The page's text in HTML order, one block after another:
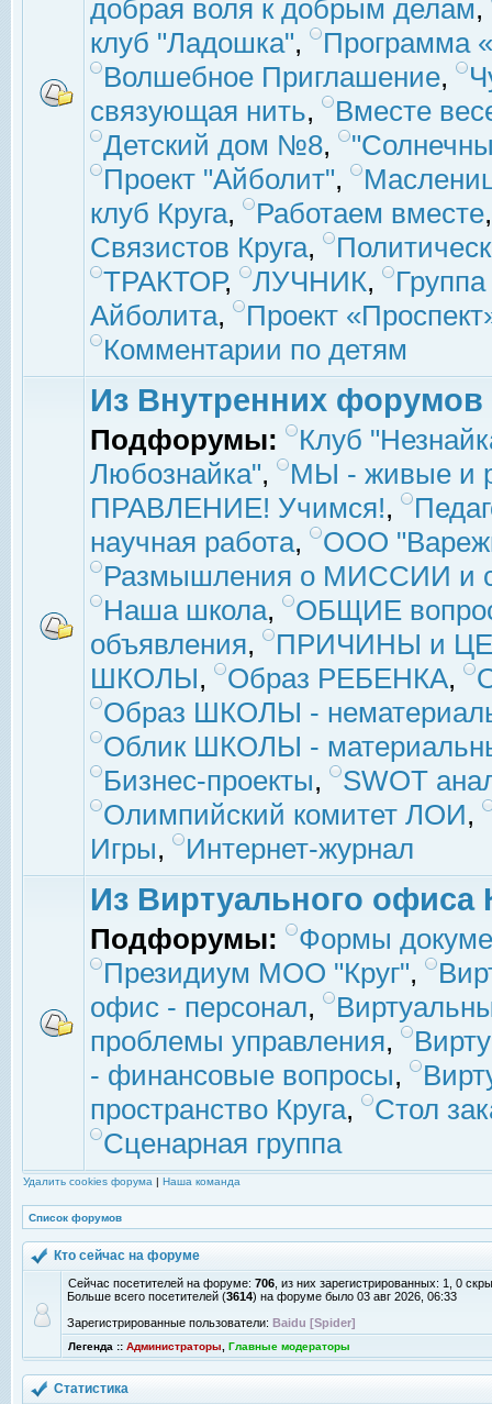
добрая воля к добрым делам,
клуб "Ладошка",
Программа
Волшебное Приглашение,
связующая нить,
Вместе
Детский дом №8,
Проект "Айболит",
клуб Круга, Работаем вместе
Связистов Круга,
ТРАКТОР, ЛУЧНИК,
Айболита,
Проект
Комментарии по детям
Из Внутренних форумов
Подфорумы:
Клуб
Любознайка",
МЫ - живые и
ПРАВЛЕНИЕ! Учимся!,
научная работа,
ООО
Размышления о МИССИИ и
Наша школа,
ОБЩИЕ
объявления,
ПРИЧИНЫ и
ШКОЛЫ, Образ РЕБЕНКА,
Образ ШКОЛЫ -
Облик ШКОЛЫ -
Бизнес-проекты,
SWOT
Олимпийский комитет ЛОИ,
Игры, Интернет-журнал
Из Виртуального офиса
Подфорумы:
Формы
Президиум МОО "Круг",
офис - персонал,
проблемы управления,
- финансовые вопросы,
пространство Круга,
Стол
Сценарная группа
Удалить cookies форума | Наша команда
Список форумов
Кто сейчас на форуме
Сейчас посетителей на форуме: 706 , из них зарегистрированных: 1, 0
Больше всего посетителей (3614) на форуме было 03 авг 2026, 06:33
Зарегистрированные пользователи: Baidu [Spider]
Легенда :: Администраторы Главные модераторы
Статистика